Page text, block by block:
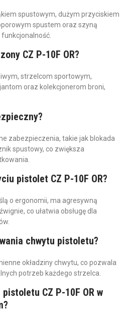
spustowym, dużym przyciskiem
spustem oraz szyną
CZ P-10F OR?
strzelcom sportowym,
oraz kolekcjonerom broni,
zabezpieczenia, takie jak blokada
spustowy, co zwiększa
pistolet CZ P-10F OR?
o ergonomii, ma agresywną
co ułatwia obsługę dla
chwytu pistoletu?
okładziny chwytu, co pozwala
potrzeb każdego strzelca.
CZ P-10F OR w